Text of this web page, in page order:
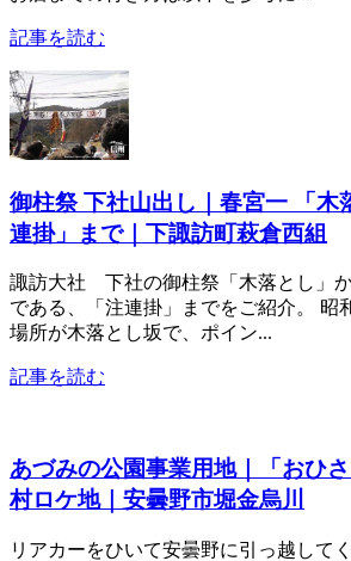
記事を読む
御柱祭 下社山出し｜春宮一 「木
連掛」まで｜下諏訪町萩倉西組
諏訪大社 下社の御柱祭「木落とし」
である、「注連掛」までをご紹介。 昭
場所が木落とし坂で、ポイン...
記事を読む
あづみの公園事業用地｜「おひ
村ロケ地｜安曇野市堀金烏川
リアカーをひいて安曇野に引っ越して